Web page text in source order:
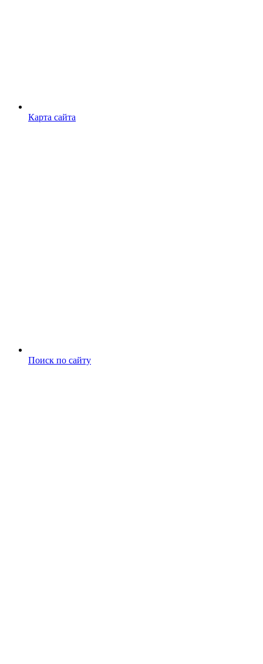
Карта сайта
Поиск по сайту